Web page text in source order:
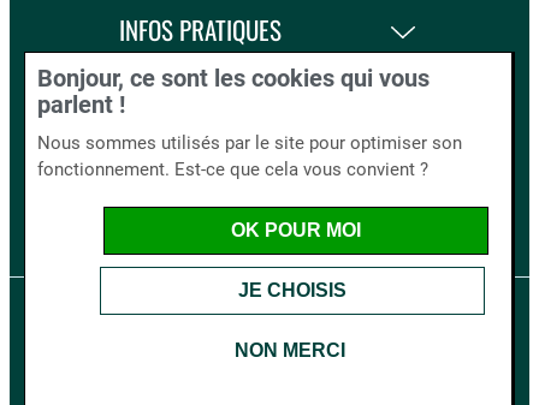
INFOS PRATIQUES
LA BOUTIQUE
BLOG AND CO.
Mentions légales Cookies
Crédits
20 bis Rue d'Aiguillon
Bonjour, ce sont les cookies qui vous
parlent !
Nous sommes utilisés par le site pour optimiser son
fonctionnement. Est-ce que cela vous convient ?
NON MERCI
JE CHOISIS
OK POUR MOI